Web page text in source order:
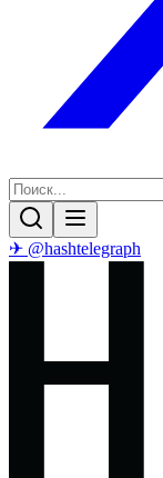
✈ @hashtelegraph